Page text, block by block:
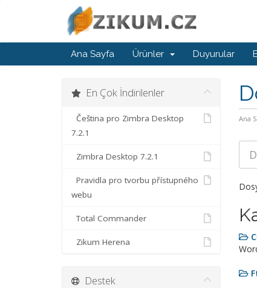
Ana Sayfa Ürünler Duyurular
Ana
En Çok İndirilenler
Čeština pro Zimbra Desktop
7.2.1
Zimbra Desktop 7.2.1
Pravidla pro tvorbu přístupného
webu
Total Commander
Zikum Herena
Destek